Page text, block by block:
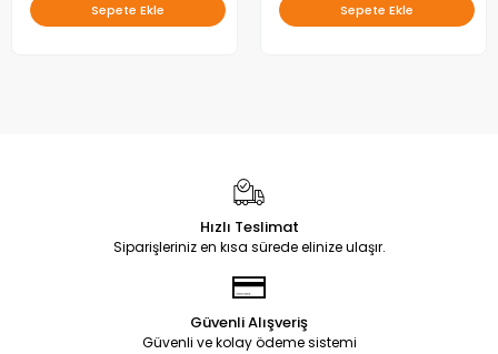
Sepete Ekle Sepete Ekle
Hızlı Teslimat
Siparişleriniz en kısa sürede elinize ulaşır.
Güvenli Alışveriş
Güvenli ve kolay ödeme sistemi